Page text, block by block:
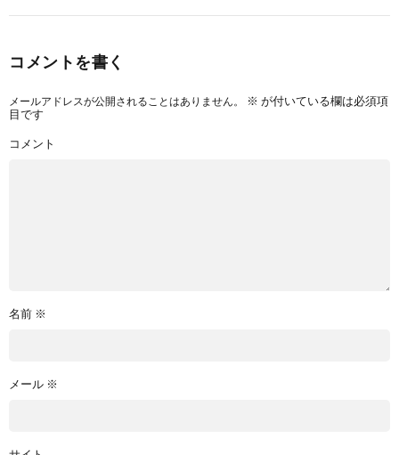
コメントを書く
メールアドレスが公開されることはありません。 ※ が付いている欄は必須項
目です
コメント
名前 ※
メール ※